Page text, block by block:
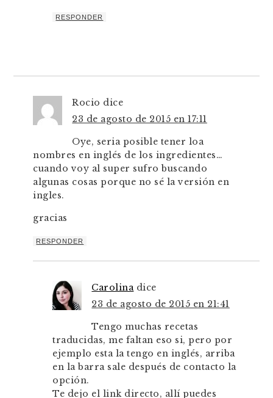
RESPONDER
Rocio dice
23 de agosto de 2015 en 17:11
Oye, seria posible tener loa
nombres en inglés de los ingredientes…
cuando voy al super sufro buscando
algunas cosas porque no sé la versión en
ingles.
gracias
RESPONDER
Carolina dice
23 de agosto de 2015 en 21:41
Tengo muchas recetas
traducidas, me faltan eso si, pero por
ejemplo esta la tengo en inglés, arriba
en la barra sale después de contacto la
opción.
Te dejo el link directo, allí puedes